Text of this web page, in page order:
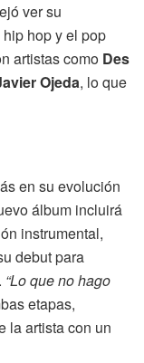
ver su
hop y el pop
artistas como Des
Ojeda, lo que
en su evolución
álbum incluirá
instrumental,
debut para
“Lo que no hago
etapas,
la artista con un